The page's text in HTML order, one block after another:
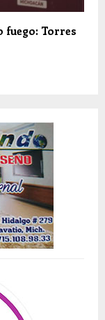
fuego: Torres